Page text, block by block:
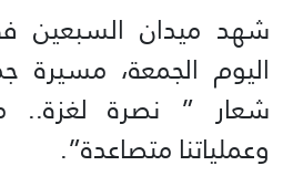
شهد ميدان السبعين
اليوم الجمعة، مسيرة
شعار ” نصرة لغزة..
وعملياتنا متصاعدة”.